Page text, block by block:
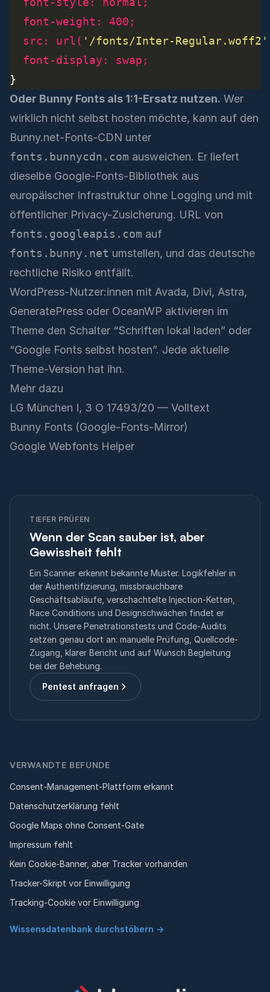
font-weight : 400 ;
src : url ( '/fonts/Inter-Regular.woff2'
font-display : swap ;
Oder Bunny Fonts als 1:1-Ersatz nutzen. Wer
wirklich nicht selbst hosten möchte, kann auf den
Bunny.net-Fonts-CDN unter
fonts.bunnycdn.com ausweichen. Er liefert
dieselbe Google-Fonts-Bibliothek aus
europäischer Infrastruktur ohne Logging und mit
öffentlicher Privacy-Zusicherung. URL von
fonts.googleapis.com auf
fonts.bunny.net umstellen, und das deutsche
rechtliche Risiko entfällt.
WordPress-Nutzer:innen mit Avada, Divi, Astra,
GeneratePress oder OceanWP aktivieren im
Theme den Schalter “Schriften lokal laden” oder
“Google Fonts selbst hosten”. Jede aktuelle
Theme-Version hat ihn.
Mehr dazu
LG München I, 3 O 17493/20 — Volltext
Bunny Fonts (Google-Fonts-Mirror)
Google Webfonts Helper
TIEFER PRÜFEN
Wenn der Scan sauber ist, aber
Gewissheit fehlt
Ein Scanner erkennt bekannte Muster. Logikfehler in
der Authentifizierung, missbrauchbare
Geschäftsabläufe, verschachtelte Injection-Ketten,
Race Conditions und Designschwächen findet er
nicht. Unsere Penetrationstests und Code-Audits
setzen genau dort an: manuelle Prüfung, Quellcode-
Zugang, klarer Bericht und auf Wunsch Begleitung
bei der Behebung.
Pentest anfragen
VERWANDTE BEFUNDE
Consent-Management-Plattform erkannt
Datenschutzerklärung fehlt
Google Maps ohne Consent-Gate
Impressum fehlt
Kein Cookie-Banner, aber Tracker vorhanden
Tracker-Skript vor Einwilligung
Tracking-Cookie vor Einwilligung
Wissensdatenbank durchstöbern →